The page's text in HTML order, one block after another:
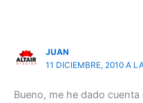
JUAN
11 DICIEMBRE, 2010 A
Bueno, me he dado